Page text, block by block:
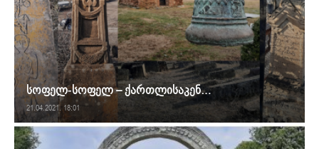
სოფელ-სოფელ – ქართლისაკენ…
21.04.2021. 18:01